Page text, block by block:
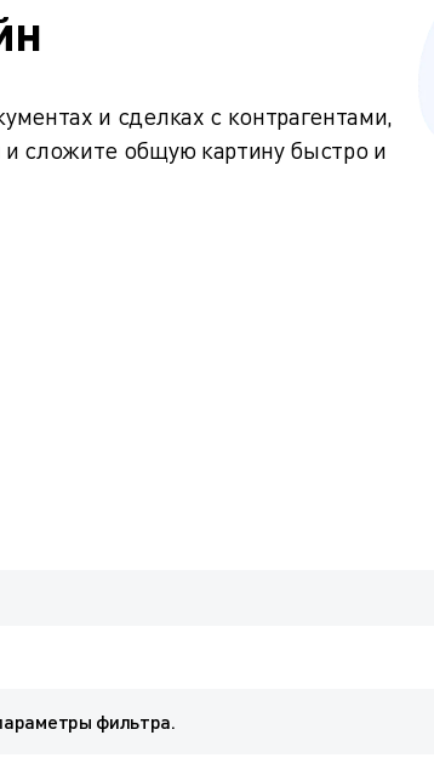
и сделках с контрагентами,
сложите общую картину быстро и
фильтра.